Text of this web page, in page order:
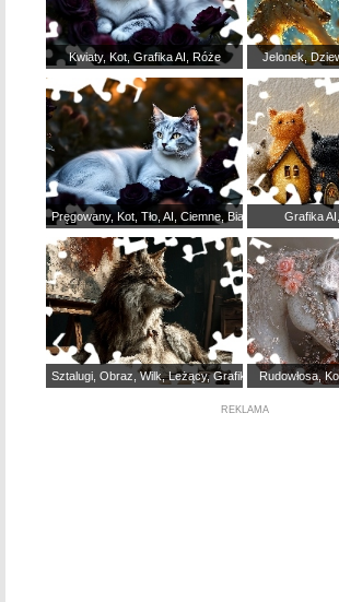
Kwiaty, Kot, Grafika AI, Róże Jelonek,
Pręgowany, Kot, Tło, AI, Ciemne, Biały Grafika
Sztalugi, Obraz, Wilk, Leżący, Grafika Rudowłosa,
REKLAMA